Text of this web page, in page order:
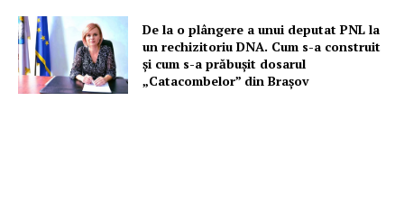
De la o plângere a unui deputat PNL la
un rechizitoriu DNA. Cum s-a construit
și cum s-a prăbușit dosarul
„Catacombelor” din Brașov